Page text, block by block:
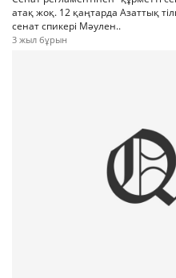
атақ жоқ. 12 қаңтарда Азаттық
сенат спикері Мәулен..
3 жыл бұрын